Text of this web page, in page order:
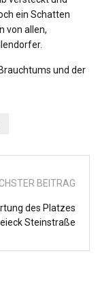
ein Schatten
von allen,
und der
BEITRAG
des Platzes
Steinstraße